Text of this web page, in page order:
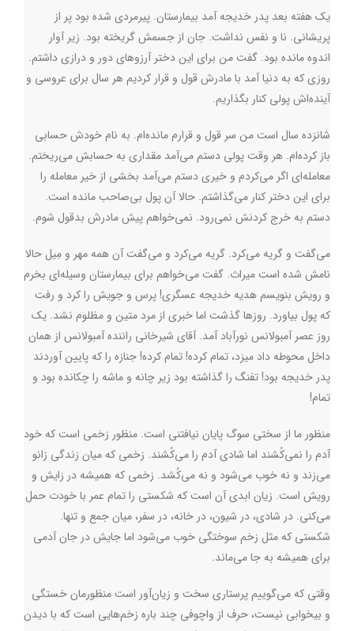
یک هفته بعد پدر خدیجه آمد بیمارستان. پیرمردی شده بود پر از
پریشانی. نا و نفس نداشت. جان از جسمش گریخته بود. زیر آوار
اندوه مانده بود. گفت من برای این دختر آرزوهای دور و درازی داشتم.
روزی که به دنیا آمد با مادرش قول و قرار کردیم هر سال برای عروسی و
آینده‌اش پولی کنار بگذاریم.
شانزده سال است من سر قول و قرارم مانده‌ام. به نام خودش حسابی
باز کرده‌ام. هر وقت پولی دستم می‌آمد مقداری به حسابش می‌ریختم.
معامله‌ای اگر می‌کردم و خیری دستم می‌آمد بخشی از خیر معامله را
برای این دختر کنار می‌گذاشتم. حالا آن پول بی‌صاحب مانده است.
دستم به خرج کردنش نمی‌رود. نمی‌خواهم پیش مادرش بدقول شوم.
می‌گفت و گریه می‌کرد. گریه می‌کرد و می‌گفت آن همه مهر و مِیل حالا
نامش شده است میراث. گفت می‌خواهم برای بیمارستان وسیله‌ای بخرم
و رویش بنویسم هدیه خدیجه عسگری! پرس و جویش را کرد و رفت
که پول بیاورد. روزها گذشت اما خبری از مرد متین و مظلوم نشد. یک
روز عصر آمبولانس نورآباد آمد. آقای شیرخانی راننده آمبولانس از همان
داخل محوطه داد میزد، تمام کرده! تمام کرده! جنازه را که پایین آوردند
پدر خدیجه بود! تفنگ را گذاشته بود زیر چانه و ماشه را چکانده بود و
تمام!
منظور ما از سختی سوگ‌ پایان نیافتنی است. منظور زخمی است که خود
آدم را نمی‌کُشند اما شادی آدم را می‌کُشند. زخمی که میان زندگی زانو
می‌زند و نه خوب می‌شود و نه می‌کُشد. زخمی که همیشه در زایش و
رویش است. زیان‌ ابدی آن است که شکستی را تمام عمر با خودت حمل
می‌کنی. در شادی‌، در شیون، در خانه، در سفر، میان جمع و تنها.
شکستی که مثل زخم سوختگی خوب می‌شود اما جایش در جان آدمی
برای همیشه به جا می‌ماند.
وقتی که می‌گوییم پرستاری سخت و زیان‌آور است منظورمان خستگی
و بیخوابی نیست، حرف از واچوفی چند باره زخم‌هایی است که با دیدن